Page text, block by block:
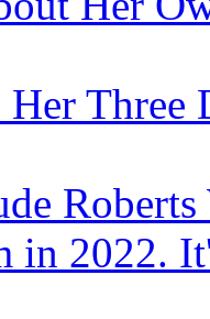
Her
in 2022.